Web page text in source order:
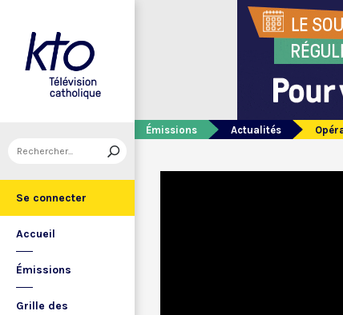
Se connecter
Accueil
Émissions
Grille des
Émissions Actualités